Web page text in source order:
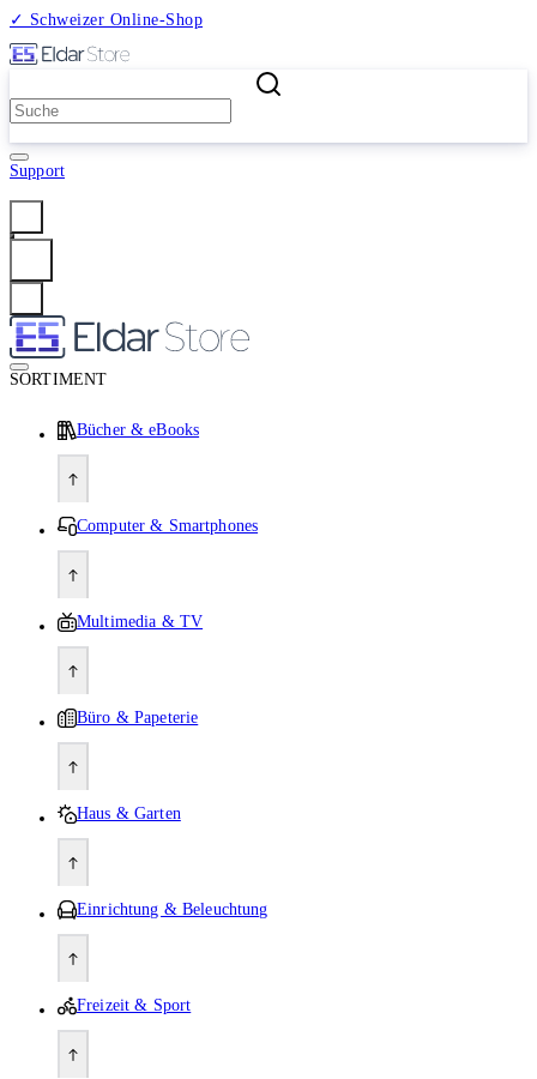
✓ Schweizer Online-Shop
Support
SORTIMENT
Bücher & eBooks
Computer & Smartphones
Multimedia & TV
Büro & Papeterie
Haus & Garten
Einrichtung & Beleuchtung
Freizeit & Sport